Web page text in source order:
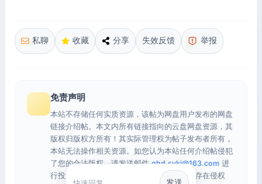
私聊 收藏 分享 失效反馈 举报
免责声明
本站不存储任何实质资源，该帖为网盘用户发布的网盘
链接介绍帖。本文内所有链接指向的云盘网盘资源，其
版权归版权方所有！其实际管理权为帖子发布者所有，
本站无法操作相关资源。如您认为本站任何介绍帖侵犯
了您的合法版权，请发送邮件qhd.sykj@163.com 进
行投诉，我们将在确认本文链接指向的资源存在侵权